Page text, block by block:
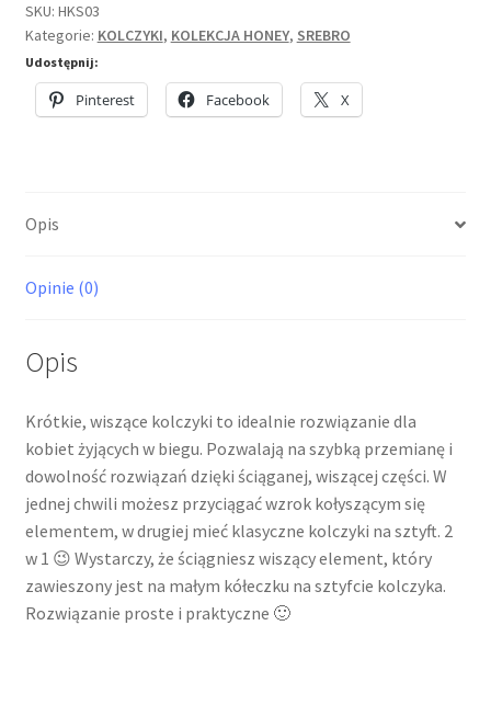
Honey
Rarytas,
srebrne
SKU: HKS03
Kategorie: KOLCZYKI, KOLEKCJA HONEY, SREBRO
Udostępnij:
Pinterest Facebook X
Opis
Opinie (0)
Opis
Krótkie, wiszące kolczyki to idealnie rozwiązanie dla
kobiet żyjących w biegu. Pozwalają na szybką przemianę i
dowolność rozwiązań dzięki ściąganej, wiszącej części. W
jednej chwili możesz przyciągać wzrok kołyszącym się
elementem, w drugiej mieć klasyczne kolczyki na sztyft. 2
w 1 😉 Wystarczy, że ściągniesz wiszący element, który
zawieszony jest na małym kółeczku na sztyfcie kolczyka.
Rozwiązanie proste i praktyczne 🙂